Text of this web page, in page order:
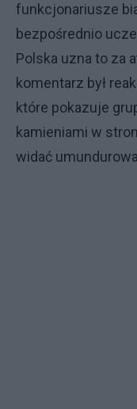
funkcjonariusze
bezpośrednio
Polska uzna to za
komentarz był
które pokazuje
kamieniami w
widać